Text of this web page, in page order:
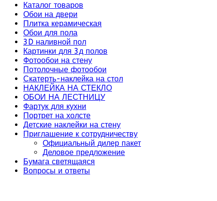
Каталог товаров
Обои на двери
Плитка керамическая
Обои для пола
3D наливной пол
Картинки для 3д полов
Фотообои на стену
Потолочные фотообои
Скатерть-наклейка на стол
НАКЛЕЙКА НА СТЕКЛО
ОБОИ НА ЛЕСТНИЦУ
Фартук для кухни
Портрет на холсте
Детские наклейки на стену
Приглашение к сотрудничеству
Официальный дилер пакет
Деловое предложение
Бумага светящаяся
Вопросы и ответы